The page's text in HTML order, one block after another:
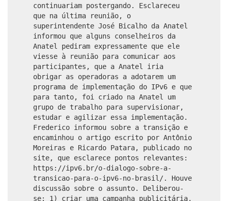
continuariam postergando. Esclareceu
que na última reunião, o
superintendente José Bicalho da Anatel
informou que alguns conselheiros da
Anatel pediram expressamente que ele
viesse à reunião para comunicar aos
participantes, que a Anatel iria
obrigar as operadoras a adotarem um
programa de implementação do IPv6 e que
para tanto, foi criado na Anatel um
grupo de trabalho para supervisionar,
estudar e agilizar essa implementação.
Frederico informou sobre a transição e
encaminhou o artigo escrito por Antônio
Moreiras e Ricardo Patara, publicado no
site, que esclarece pontos relevantes:
https://ipv6.br/o-dialogo-sobre-a-
transicao-para-o-ipv6-no-brasil/. Houve
discussão sobre o assunto. Deliberou-
se: 1) criar uma campanha publicitária,